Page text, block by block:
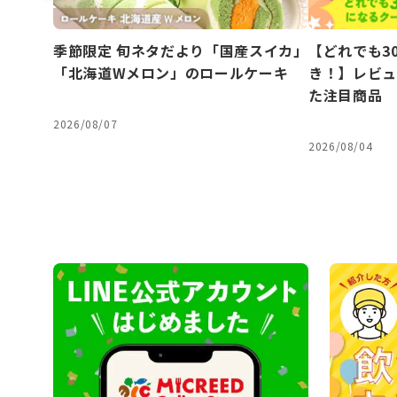
季節限定 旬ネタだより「国産スイカ」
「北海道Wメロン」のロールケーキ
2026/08/07
【どれでも
き！】レビ
た注目商品
2026/08/04